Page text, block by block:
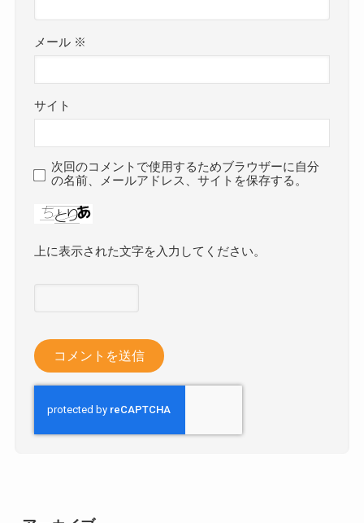
メール ※
サイト
次回のコメントで使用するためブラウザーに自分
の名前、メールアドレス、サイトを保存する。
上に表示された文字を入力してください。